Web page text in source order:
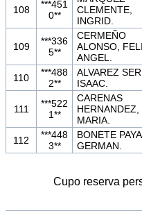
108
***451
0**
CLEMENTE,
INGRID.
109
***336
5**
CERMEÑO
ALONSO,
ANGEL.
110
***488
2**
ALVAREZ
ISAAC.
111
***522
1**
CARENAS
HERNANDEZ,
MARIA.
112
***448
3**
BONETE PAYA,
GERMAN.
Cupo reserva